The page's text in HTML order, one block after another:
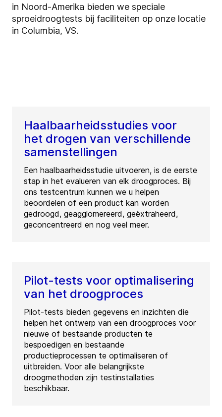
in Noord-Amerika bieden we speciale
sproeidroogtests bij faciliteiten op onze locatie
in Columbia, VS.
Haalbaarheidsstudies voor
het drogen van verschillende
samenstellingen
Een haalbaarheidsstudie uitvoeren, is de eerste
stap in het evalueren van elk droogproces. Bij
ons testcentrum kunnen we u helpen
beoordelen of een product kan worden
gedroogd, geagglomereerd, geëxtraheerd,
geconcentreerd en nog veel meer.
Pilot-tests voor optimalisering
van het droogproces
Pilot-tests bieden gegevens en inzichten die
helpen het ontwerp van een droogproces voor
nieuwe of bestaande producten te
bespoedigen en bestaande
productieprocessen te optimaliseren of
uitbreiden. Voor alle belangrijkste
droogmethoden zijn testinstallaties
beschikbaar.